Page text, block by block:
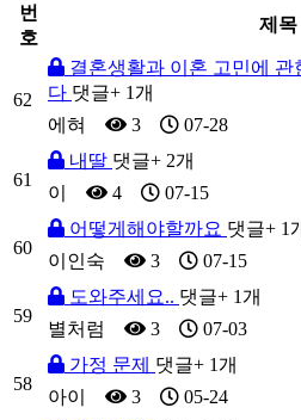
번
호
제목
62
결혼생활과 이혼 고민에 관
다 댓글+ 1개
에혀
3 07-28
61
내딸 댓글+ 2개
이
4 07-15
60
어떻게해야할까요 댓글+ 1
이인숙
3 07-15
59
도와주세요.. 댓글+ 1개
별처럼
3 07-03
58
가정 문제 댓글+ 1개
아이
3 05-24